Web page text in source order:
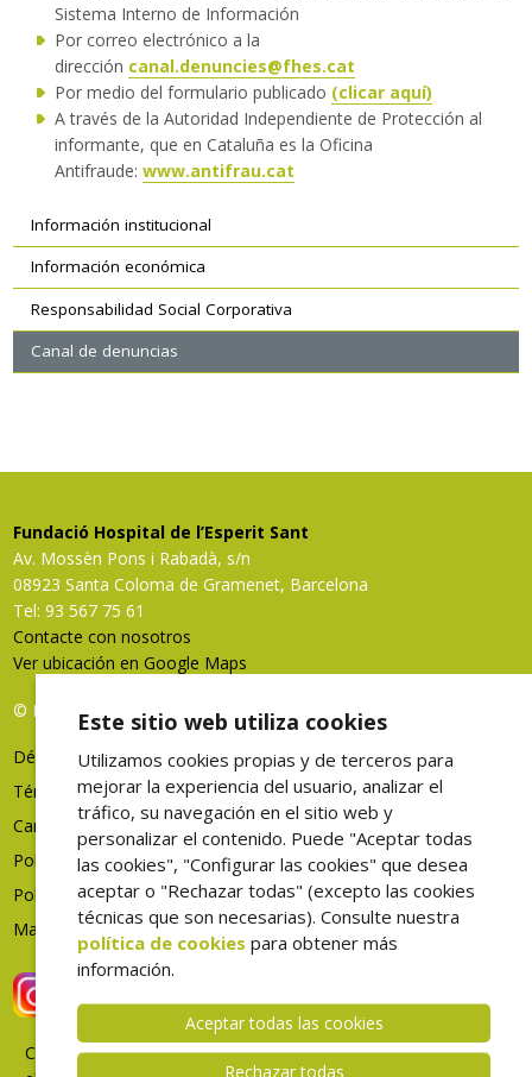
Sistema Interno de Información
Por correo electrónico a la
dirección canal.denuncies@fhes.cat
Por medio del formulario publicado (clicar aquí)
A través de la Autoridad Independiente de Protección al
informante, que en Cataluña es la Oficina
Antifraude: www.antifrau.cat
secundaria
Información institucional
Información económica
Responsabilidad Social Corporativa
Canal de denuncias
Fundació Hospital de l’Esperit Sant
Av. Mossèn Pons i Rabadà, s/n
08923 Santa Coloma de Gramenet, Barcelona
Tel: 93 567 75 61
Contacte con nosotros
Ver ubicación en Google Maps
© FHES, todos los derechos reservados
Déjenos su opinión
Términos de uso
Canal denuncias
Política de privacidad
Política de cookies
Mapa web
Correo
Este sitio web utiliza cookies
Utilizamos cookies propias y de terceros para
mejorar la experiencia del usuario, analizar el
tráfico, su navegación en el sitio web y
personalizar el contenido. Puede "Aceptar todas
las cookies", "Configurar las cookies" que desea
aceptar o "Rechazar todas" (excepto las cookies
técnicas que son necesarias). Consulte nuestra
política de cookies para obtener más
información.
Aceptar todas las cookies
Rechazar todas